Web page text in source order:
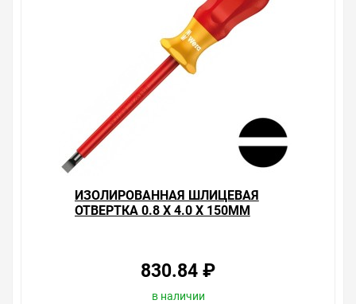
ИЗОЛИРОВАННАЯ ШЛИЦЕВАЯ
ОТВЕРТКА 0.8 X 4.0 X 150MM
830.84 ₽
в наличии